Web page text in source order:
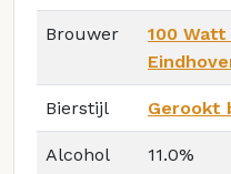
Brouwer
100
Bierstijl Gerookt
Alcohol 11.0%